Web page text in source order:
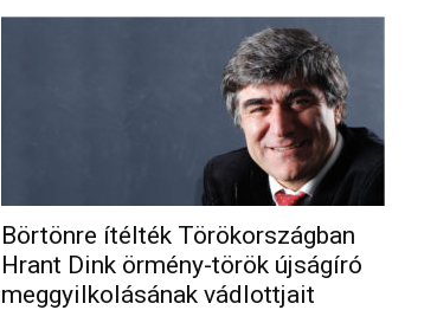
Börtönre ítélték Törökországban
Hrant Dink örmény-török újságíró
meggyilkolásának vádlottjait